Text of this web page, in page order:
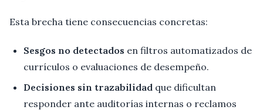
Esta brecha tiene consecuencias concretas:
Sesgos no detectados en filtros automatizados de
currículos o evaluaciones de desempeño.
Decisiones sin trazabilidad que dificultan
responder ante auditorías internas o reclamos